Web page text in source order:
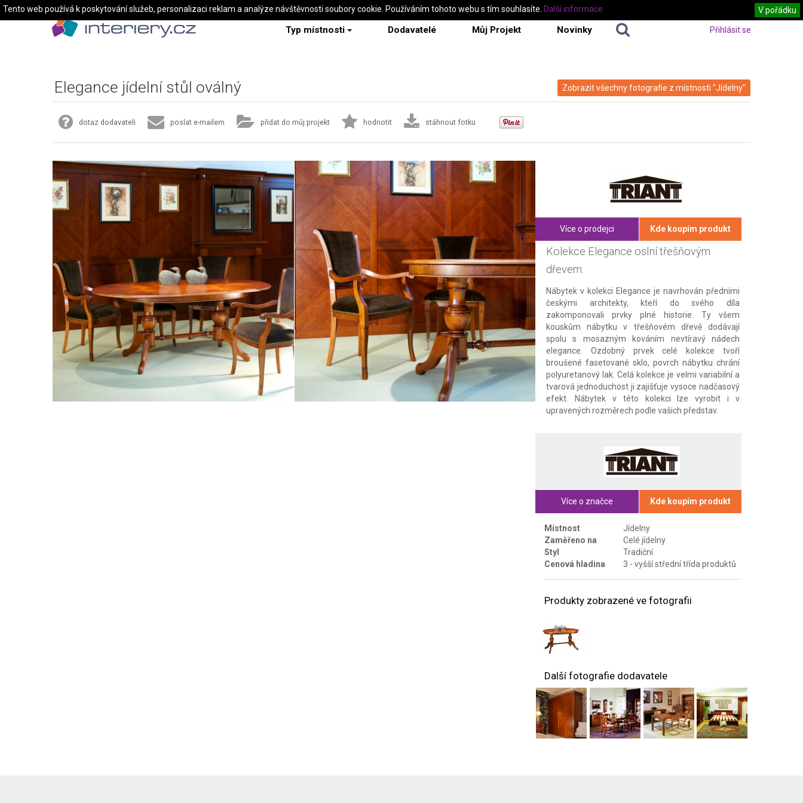
Typ místnosti Dodavatelé Můj Projekt Novinky Přihlásit se
Zobrazit všechny fotografie z místnosti "Jídelny"
Elegance jídelní stůl oválný
dotaz dodavateli poslat e-mailem přidat do můj projekt hodnotit stáhnout fotku
Více o prodejci Kde koupím produkt
Kolekce Elegance oslní třešňovým
dřevem.
Nábytek v kolekci Elegance je navrhován předními
českými architekty, kteří do svého díla
zakomponovali prvky plné historie. Ty všem
kouskům nábytku v třešňovém dřevě dodávají
spolu s mosazným kováním nevtíravý nádech
elegance. Ozdobný prvek celé kolekce tvoří
broušené fasetované sklo, povrch nábytku chrání
polyuretanový lak. Celá kolekce je velmi variabilní a
tvarová jednoduchost ji zajišťuje vysoce nadčasový
efekt. Nábytek v této kolekci lze vyrobit i v
upravených rozměrech podle vašich představ.
Více o značce Kde koupím produkt
Místnost
Jídelny
Zaměřeno na
Celé jídelny
Styl
Tradiční
Cenová hladina
3 - vyšší střední třída produktů
Produkty zobrazené ve fotografii
Další fotografie dodavatele
Tento web používá k poskytování služeb, personalizaci reklam a analýze návštěvnosti soubory cookie. Používáním tohoto webu s tím souhlasíte. V pořádku
Další informace